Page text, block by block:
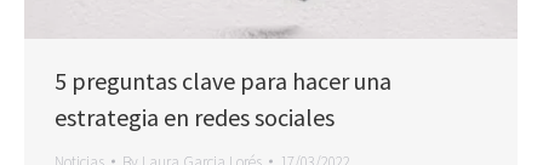
5 preguntas clave para hacer una
estrategia en redes sociales